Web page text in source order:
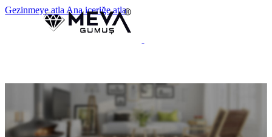
Gezinmeye atla Ana içeriğe atla